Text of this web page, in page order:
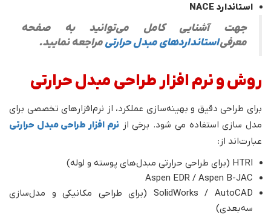
استاندارد NACE
جهت آشنایی کامل می‌توانید به صفحه
معرفیاستانداردهای مبدل حرارتیمراجعه نمایید.
روش و نرم افزار طراحی مبدل حرارتی
برای طراحی دقیق و بهینه‌سازی عملکرد، از نرم‌افزارهای تخصصی برای
مدل سازی استفاده می شود. برخی ازنرم افزار طراحی مبدل حرارتی
عبارت‌اند از:
HTRI (برای طراحی حرارتی مبدل‌های پوسته و لوله)
Aspen EDR / Aspen B-JAC
SolidWorks / AutoCAD (برای طراحی مکانیکی و مدل‌سازی
سه‌بعدی)